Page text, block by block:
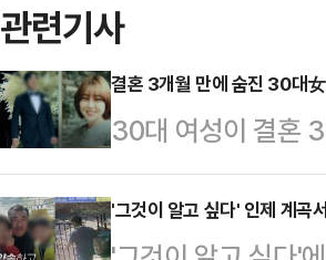
관련기사
결혼 3개월 만에 숨진 30대
30대 여성이 결혼
다.30일 오후 11시
서울 강서구에서
'그것이 알고 싶다' 인제 계곡